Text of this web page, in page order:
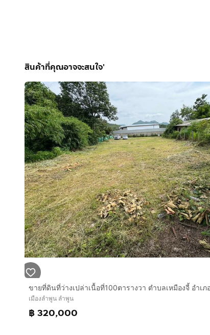
สินค้าที่คุณอาจจะสนใจ'
เมืองลำพูน ลำพูน
฿ 320,000